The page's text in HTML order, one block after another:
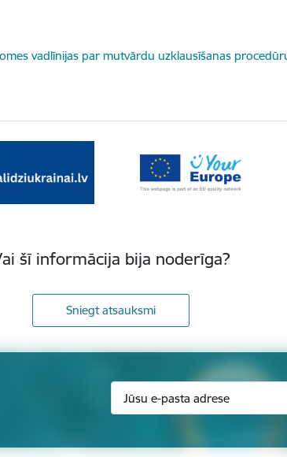
vadlīnijas par mutvārdu uzklausīšanas
šī informācija bija noderīga?
Sniegt atsauksmi